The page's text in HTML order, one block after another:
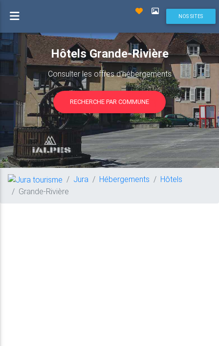
NOS SITES
Hôtels Grande-Rivière
Consulter les offres d'hébergements
RECHERCHE PAR COMMUNE
Jura Hébergements
Hôtels
Grande-Rivière